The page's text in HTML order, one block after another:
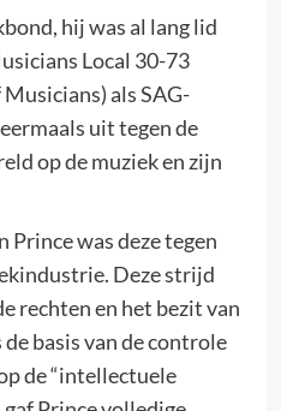
hij was al lang lid
Local 30-73
als SAG-
uit tegen de
op de muziek en zijn
Prince was deze tegen
Deze strijd
rechten en het bezit van
de basis van de controle
de “intellectuele